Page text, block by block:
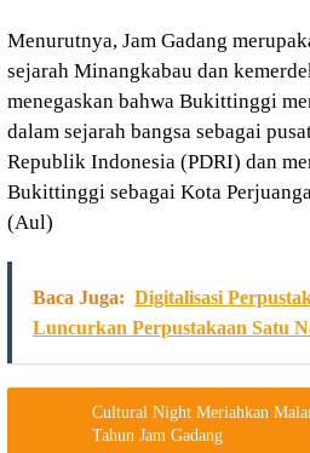
Menurutnya, Jam Gadang
sejarah Minangkabau dan
menegaskan bahwa Bukittinggi
dalam sejarah bangsa sebagai
Republik Indonesia (PDRI) dan
Bukittinggi sebagai Kota
(Aul)
Baca Juga: Digitalisasi
Luncurkan Perpustakaan Satu
Cultural Night Meriahkan
Tahun Jam Gadang